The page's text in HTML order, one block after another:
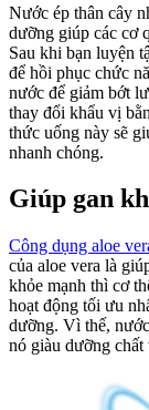
Nước ép thân cây
dưỡng giúp các cơ
Sau khi bạn luyện
để hồi phục chức
nước để giảm bớt
thay đổi khẩu vị
thức uống này sẽ
nhanh chóng.
Giúp gan
Công dụng aloe
của aloe vera là
khỏe mạnh thì cơ
hoạt động tối ưu
dưỡng. Vì thế,
nó giàu dưỡng